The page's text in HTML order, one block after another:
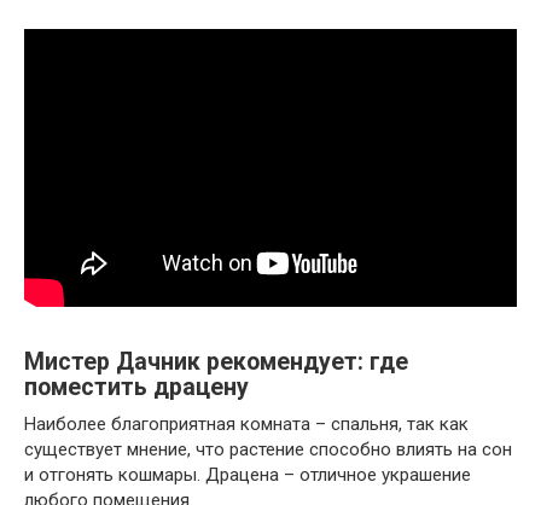
Мистер Дачник рекомендует: где
поместить драцену
Наиболее благоприятная комната – спальня, так как
существует мнение, что растение способно влиять на сон
и отгонять кошмары. Драцена – отличное украшение
любого помещения.